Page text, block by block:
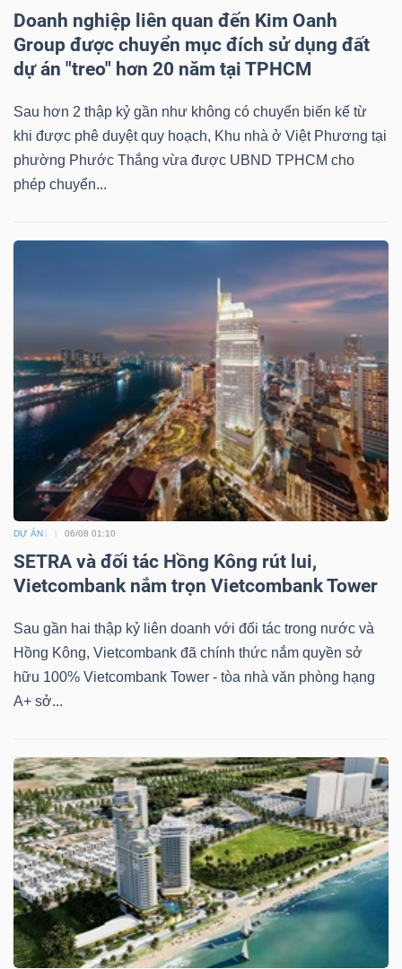
Doanh nghiệp liên quan đến Kim Oanh
Group được chuyển mục đích sử dụng đất
dự án "treo" hơn 20 năm tại TPHCM
Sau hơn 2 thập kỷ gần như không có chuyển biến kể từ
khi được phê duyệt quy hoạch, Khu nhà ở Việt Phương tại
phường Phước Thắng vừa được UBND TPHCM cho
phép chuyển...
DỰ ÁN 06/08 01:10
SETRA và đối tác Hồng Kông rút lui,
Vietcombank nắm trọn Vietcombank Tower
Sau gần hai thập kỷ liên doanh với đối tác trong nước và
Hồng Kông, Vietcombank đã chính thức nắm quyền sở
hữu 100% Vietcombank Tower - tòa nhà văn phòng hạng
A+ sở...